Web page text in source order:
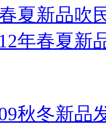
夏新品吹
年春夏新
秋冬新品